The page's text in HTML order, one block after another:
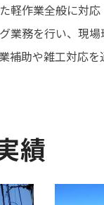
軽作業全般に対応
業務を行い、現
補助や雑工対応
績